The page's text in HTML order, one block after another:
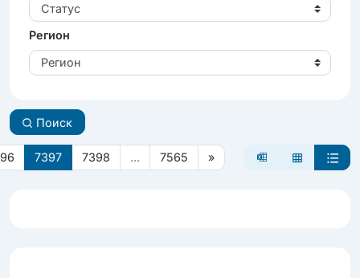
Статус
Регион
Регион
Поиск
7397 7398 ... 7565 »